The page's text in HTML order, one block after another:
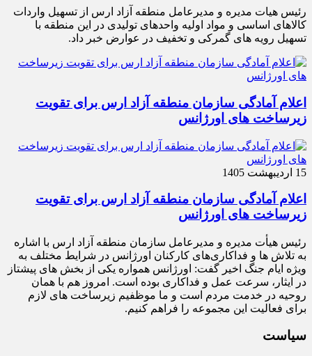
رئیس هیات مدیره و مدیرعامل منطقه آزاد ارس از تسهیل واردات
کالاهای اساسی و مواد اولیه واحدهای تولیدی در این منطقه با
تسهیل رویه های گمرکی و تخفیف در عوارض خبر داد.
اعلام آمادگی سازمان منطقه آزاد ارس برای تقویت
زیرساخت‌ های اورژانس
15 اردیبهشت 1405
اعلام آمادگی سازمان منطقه آزاد ارس برای تقویت
زیرساخت‌ های اورژانس
رئیس هیأت‌ مدیره و مدیرعامل سازمان منطقه آزاد ارس با اشاره
به تلاش‌ ها و فداکاری‌های کارکنان اورژانس در شرایط مختلف به‌
ویژه ایام جنگ اخیر گفت: اورژانس همواره یکی از بخش‌ های پیشتاز
در ایثار، سرعت‌ عمل و فداکاری بوده است. امروز هم با همان
روحیه در خدمت مردم است و ما موظفیم زیرساخت‌ های لازم
برای فعالیت این مجموعه را فراهم کنیم.
سیاست